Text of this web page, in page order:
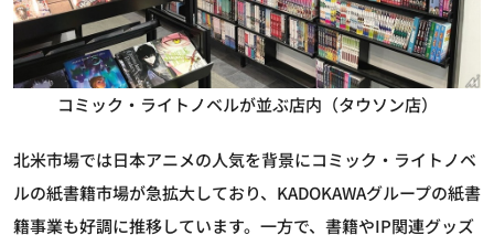
コミック・ライトノベルが並ぶ店内（タウソン店）
北米市場では日本アニメの人気を背景にコミック・ライトノベ
ルの紙書籍市場が急拡大しており、KADOKAWAグループの紙書
籍事業も好調に推移しています。一方で、書籍やIP関連グッズ